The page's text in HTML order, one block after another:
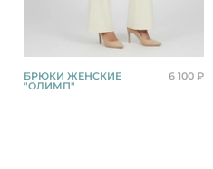
БРЮКИ ЖЕНСКИЕ
"ОЛИМП"
6 100 ₽